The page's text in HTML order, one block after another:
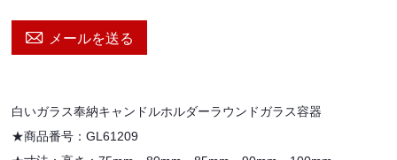
 メールを送る
白いガラス奉納キャンドルホルダーラウンドガラス容器
★商品番号：GL61209